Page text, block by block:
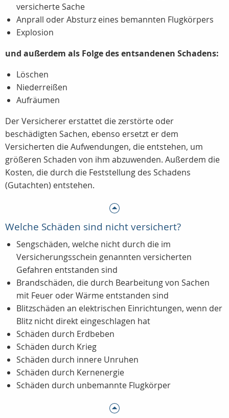
versicherte Sache
Anprall oder Absturz eines bemannten Flugkörpers
Explosion
und außerdem als Folge des entsandenen Schadens:
Löschen
Niederreißen
Aufräumen
Der Versicherer erstattet die zerstörte oder
beschädigten Sachen, ebenso ersetzt er dem
Versicherten die Aufwendungen, die entstehen, um
größeren Schaden von ihm abzuwenden. Außerdem die
Kosten, die durch die Feststellung des Schadens
(Gutachten) entstehen.
Welche Schäden sind nicht versichert?
Sengschäden, welche nicht durch die im
Versicherungsschein genannten versicherten
Gefahren entstanden sind
Brandschäden, die durch Bearbeitung von Sachen
mit Feuer oder Wärme entstanden sind
Blitzschäden an elektrischen Einrichtungen, wenn der
Blitz nicht direkt eingeschlagen hat
Schäden durch Erdbeben
Schäden durch Krieg
Schäden durch innere Unruhen
Schäden durch Kernenergie
Schäden durch unbemannte Flugkörper